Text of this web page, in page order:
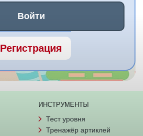
Войти
Регистрация
ИНСТРУМЕНТЫ
Тест уровня
Тренажёр артиклей